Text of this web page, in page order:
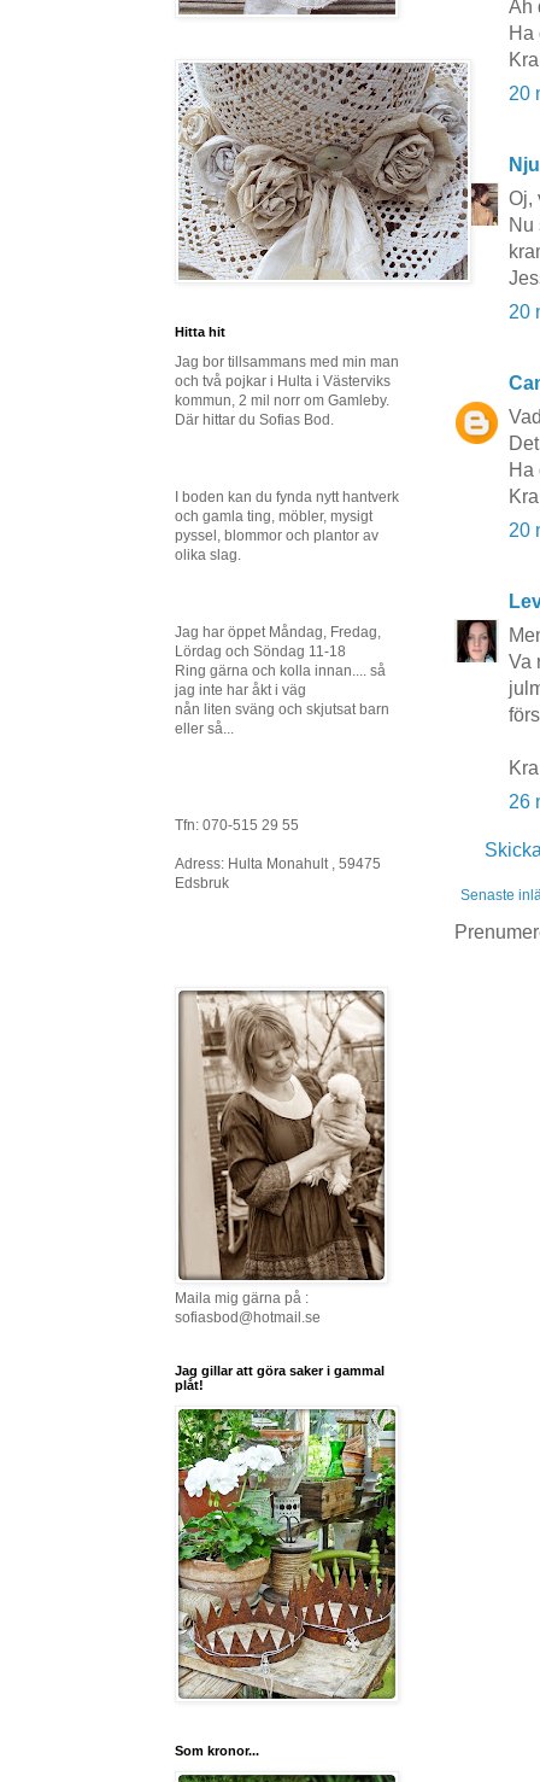
Åh
Ha
20
Oj,
Nu
20
Ha
20
Va
26
Senaste
Hitta hit
Jag bor tillsammans med min man
och två pojkar i Hulta i Västerviks
kommun, 2 mil norr om Gamleby.
Där hittar du Sofias Bod.
I boden kan du fynda nytt hantverk
och gamla ting, möbler, mysigt
pyssel, blommor och plantor av
olika slag.
Jag har öppet Måndag, Fredag,
Lördag och Söndag 11-18
Ring gärna och kolla innan.... så
jag inte har åkt i väg
nån liten sväng och skjutsat barn
eller så...
Tfn: 070-515 29 55
Adress: Hulta Monahult , 59475
Edsbruk
Maila mig gärna på :
sofiasbod@hotmail.se
Jag gillar att göra saker i gammal
plåt!
Som kronor...